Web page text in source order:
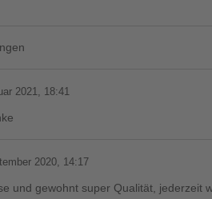
2021, 18:41
2020, 14:17
und gewohnt super Qualität, jederzeit